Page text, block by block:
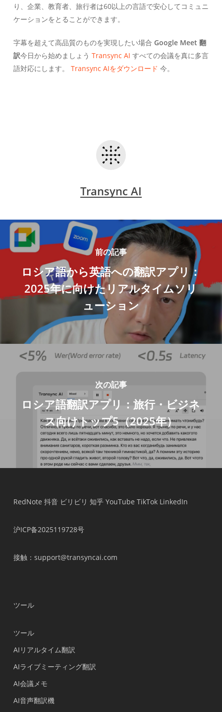
り、企業、教育者、旅行者は60以上の言語で安心してコミュニ
ケーションをとることができます。
字幕を超えて高品質のものを実現したい場合 Google Meet 翻
訳今日から始めましょう Transync AI すべての会議を真に多言
語対応にします。 Transync AIをダウンロード 今。
Transync AI
前の記事
ロシア語から英語への翻訳アプリ：
2025年に向けたリアルタイムソリ
ューション
次の記事
ロシア語翻訳アプリ：旅行・ビジネ
ス向けトップ5（2025年）
RedNote 抖音 ビリビリ 知乎 YouTube TikTok LinkedIn
沪ICP备2025119728号
接触：support@transyncai.com
ツール
ツール
AIリアルタイム翻訳
AIライブミーティング翻訳
AI会議メモ
AI音声翻訳機